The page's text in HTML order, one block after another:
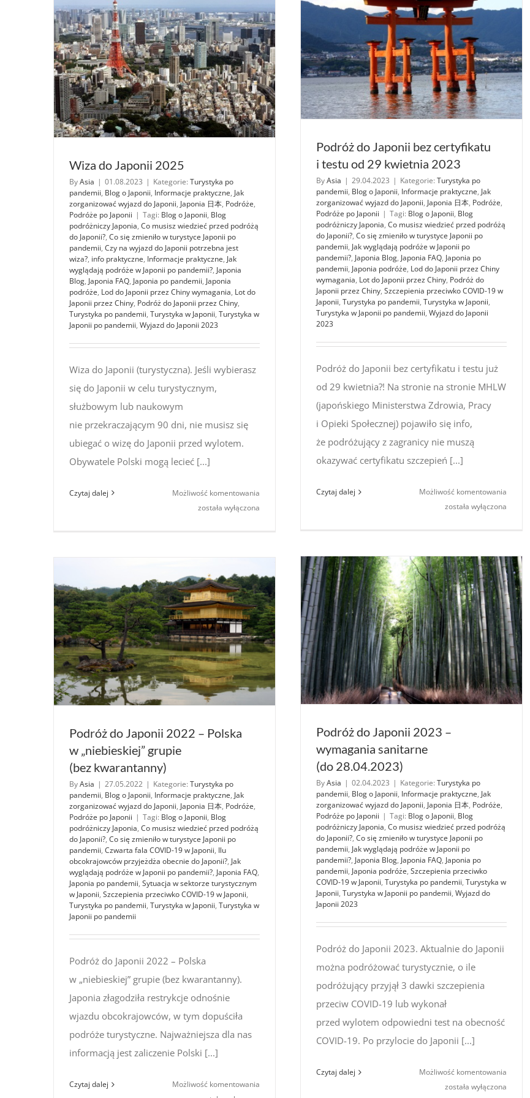
Wiza do Japonii 2025
ByAsia | 01.08.2023 | Kategorie: Turystyka po
pandemii, Blog o Japonii, Informacje praktyczne, Jak
zorganizować wyjazd do Japonii, Japonia 日本, Podróże,
Podróże po Japonii | Tagi: Blog o Japonii, Blog
podróżniczy Japonia, Co musisz wiedzieć przed podróżą
do Japonii?, Co się zmieniło w turystyce Japonii po
pandemii, Czy na wyjazd do Japonii potrzebna jest
wiza?, info praktyczne, Informacje praktyczne, Jak
wyglądają podróże w Japonii po pandemii?, Japonia
Blog, Japonia FAQ, Japonia po pandemii, Japonia
podróże, Lod do Japonii przez Chiny wymagania, Lot do
Japonii przez Chiny, Podróż do Japonii przez Chiny,
Turystyka po pandemii, Turystyka w Japonii, Turystyka w
Japonii po pandemii, Wyjazd do Japonii 2023
Wiza do Japonii (turystyczna). Jeśli wybierasz
się do Japonii w celu turystycznym,
służbowym lub naukowym
nie przekraczającym 90 dni, nie musisz się
ubiegać o wizę do Japonii przed wylotem.
Obywatele Polski mogą lecieć [...]
Czytaj dalej Możliwość komentowania
została wyłączona
Podróż do Japonii bez certyfikatu
i testu od 29 kwietnia 2023
ByAsia | 29.04.2023 | Kategorie: Turystyka po
pandemii, Blog o Japonii, Informacje praktyczne, Jak
zorganizować wyjazd do Japonii, Japonia 日本, Podróże,
Podróże po Japonii | Tagi: Blog o Japonii, Blog
podróżniczy Japonia, Co musisz wiedzieć przed podróżą
do Japonii?, Co się zmieniło w turystyce Japonii po
pandemii, Jak wyglądają podróże w Japonii po
pandemii?, Japonia Blog, Japonia FAQ, Japonia po
pandemii, Japonia podróże, Lod do Japonii przez Chiny
wymagania, Lot do Japonii przez Chiny, Podróż do
Japonii przez Chiny, Szczepienia przeciwko COVID-19 w
Japonii, Turystyka po pandemii, Turystyka w Japonii,
Turystyka w Japonii po pandemii, Wyjazd do Japonii
2023
Podróż do Japonii bez certyfikatu i testu już
od 29 kwietnia?! Na stronie na stronie MHLW
(japońskiego Ministerstwa Zdrowia, Pracy
i Opieki Społecznej) pojawiło się info,
że podróżujący z zagranicy nie muszą
okazywać certyfikatu szczepień [...]
Czytaj dalej Możliwość komentowania
kwietnia
2023
została wyłączona
Podróż do Japonii 2023 –
wymagania sanitarne
(do 28.04.2023)
ByAsia | 02.04.2023 | Kategorie: Turystyka po
pandemii, Blog o Japonii, Informacje praktyczne, Jak
zorganizować wyjazd do Japonii, Japonia 日本, Podróże,
Podróże po Japonii | Tagi: Blog o Japonii, Blog
podróżniczy Japonia, Co musisz wiedzieć przed podróżą
do Japonii?, Co się zmieniło w turystyce Japonii po
pandemii, Jak wyglądają podróże w Japonii po
pandemii?, Japonia Blog, Japonia FAQ, Japonia po
pandemii, Japonia podróże, Szczepienia przeciwko
COVID-19 w Japonii, Turystyka po pandemii, Turystyka w
Japonii, Turystyka w Japonii po pandemii, Wyjazd do
Japonii 2023
Podróż do Japonii 2023. Aktualnie do Japonii
można podróżować turystycznie, o ile
podróżujący przyjął 3 dawki szczepienia
przeciw COVID-19 lub wykonał
przed wylotem odpowiedni test na obecność
COVID-19. Po przylocie do Japonii [...]
Czytaj dalej Możliwość komentowania
została wyłączona
Podróż do Japonii 2022 – Polska
w „niebieskiej” grupie
(bez kwarantanny)
ByAsia | 27.05.2022 | Kategorie: Turystyka po
pandemii, Blog o Japonii, Informacje praktyczne, Jak
zorganizować wyjazd do Japonii, Japonia 日本, Podróże,
Podróże po Japonii | Tagi: Blog o Japonii, Blog
podróżniczy Japonia, Co musisz wiedzieć przed podróżą
do Japonii?, Co się zmieniło w turystyce Japonii po
pandemii, Czwarta fala COVID-19 w Japonii, Ilu
obcokrajowców przyjeżdża obecnie do Japonii?, Jak
wyglądają podróże w Japonii po pandemii?, Japonia FAQ,
Japonia po pandemii, Sytuacja w sektorze turystycznym
w Japonii, Szczepienia przeciwko COVID-19 w Japonii,
Turystyka po pandemii, Turystyka w Japonii, Turystyka w
Japonii po pandemii
Podróż do Japonii 2022 – Polska
w „niebieskiej” grupie (bez kwarantanny).
Japonia złagodziła restrykcje odnośnie
wjazdu obcokrajowców, w tym dopuściła
podróże turystyczne. Najważniejsza dla nas
informacją jest zaliczenie Polski [...]
Czytaj dalej Możliwość komentowania